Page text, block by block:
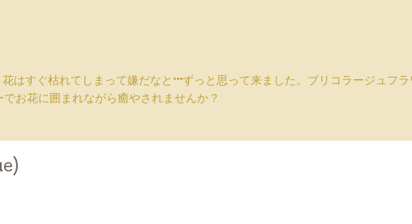
はすぐ枯れてしまって嫌だなと···ずっと思って来ました。ブリコラージュフ
お花に囲まれながら癒やされませんか？